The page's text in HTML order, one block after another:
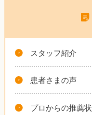
スタッフ紹介
患者さまの声
プロからの推薦状